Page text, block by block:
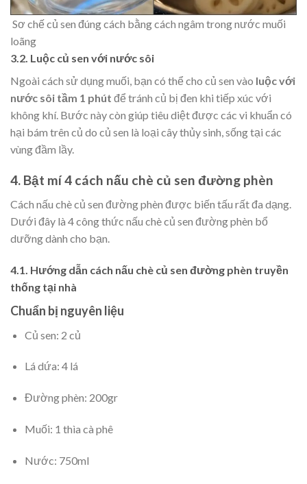
​ Sơ chế củ sen đúng cách bằng cách ngâm trong nước muối
loãng
3.2. Luộc củ sen với nước sôi
Ngoài cách sử dụng muối, bạn có thể cho củ sen vào luộc với
nước sôi tầm 1 phút để tránh củ bị đen khi tiếp xúc với
không khí. Bước này còn giúp tiêu diệt được các vi khuẩn có
hại bám trên củ do củ sen là loại cây thủy sinh, sống tại các
vùng đầm lầy.
4. Bật mí 4 cách nấu chè củ sen đường phèn
Cách nấu chè củ sen đường phèn được biến tấu rất đa dạng.
Dưới đây là 4 công thức nấu chè củ sen đường phèn bổ
dưỡng dành cho bạn.
4.1. Hướng dẫn cách nấu chè củ sen đường phèn truyền
thống tại nhà
Chuẩn bị nguyên liệu
Củ sen: 2 củ
Lá dứa: 4 lá
Đường phèn: 200gr
Muối: 1 thìa cà phê
Nước: 750ml